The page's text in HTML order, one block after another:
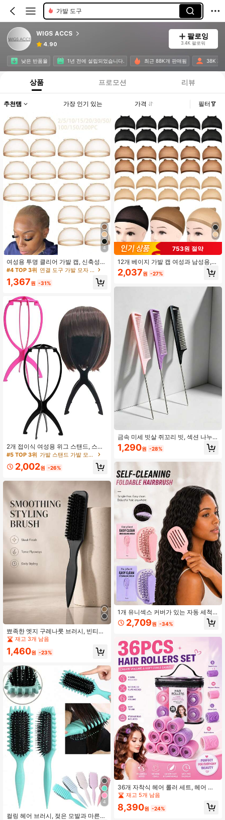
가발 도구
WIGS ACCS
4.90
팔로잉
3.4K 팔로워
낮은 반품율 1년 전에 설립되었습니다. 최근 88K개 판매됨 38K 재
상품 프로모션 리뷰
추천템 가장 인기 있는 가격 필터
4
여성용 투명 클리어 가발 캡, 신축성
나일론 가발 캡, 보이지 않는 초박형
발에 적합 (2/5/10/15/20/30/50/100/
#4 TOP 3위 연결 도구 가발 모자 및 도구
1,367원 -31%
2개 접이식 여성용 위그 스탠드, 스타
일링 및 여행용 휴대용 위그 홀더, 여
스플레이 헤드
#5 TOP 3위 가발 스탠드 가발 모자 및 도구
2,002원 -26%
뾰족한 엣지 구레나룻 브러시, 빈티지
오일 헤어 스타일링 브러시 남성용, 수
이비 헤어 스타일링을 위한 부드러운
멘팅을 위한 와이드 테일 콤 백 브러시
재고 3개 남음
1,460원 -23%
4
컬링 헤어 브러시, 젖은 모발과 마른
753원 절약
12개 베이지 가발 캡 여성과 남성용,
신축성 있는 나일론 스타킹 모자, 폐쇄
형 메쉬, 통기성 & 안전한 착용감
2,037원 -27%
금속 미세 빗살 쥐꼬리 빗, 섹션 나누
기, 분할, 스타일링, 볼륨 주기 및 땋기
에 적합, 전문 살롱 헤어스타일리스트
1,290원 -28%
1개 유니섹스 커버가 있는 자동 세척
접이식 헤어 브러시, 젖은 모발 및 마
른 모발에 적합한 휴대용 엉킴 방지
은 모발을 위한 청소하기 쉬운 여행용
헤어 스타일링 브러시
2,709원 -34%
36개 자착식 헤어 롤러 세트, 헤어 클
립이나 클램프 없이 4가지 사이즈의
컬러, 볼륨감 있는 부드러운 컬 생성,
재사용 가능한 경량 헤어 스타일링 도
재고 5개 남음
8,390원 -24%